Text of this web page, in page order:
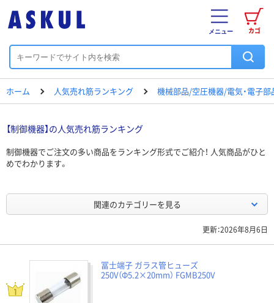
カゴ
メニュー
ホーム 人気売れ筋ランキング 機械部品/空圧機器/電気・電子
【制御機器】の人気売れ筋ランキング
制御機器でご注文の多い商品をランキング形式でご紹介！ 人気商品がひと
めでわかります。
関連のカテゴリーを見る
更新：2026年8月6日
冨士端子 ガラス管ヒューズ
250V（Φ5.2×20mm） FGMB250V